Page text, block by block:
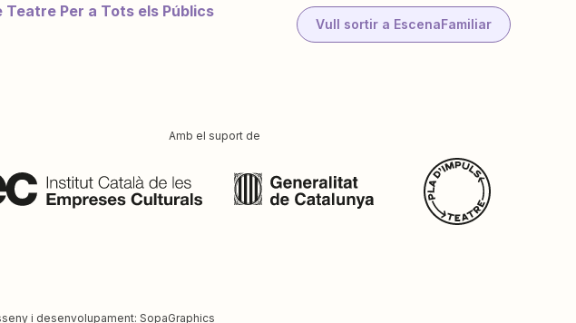
Per a Tots els Públics
Vull sortir a EscenaFamiliar
Amb el suport de
i desenvolupament: SopaGraphics